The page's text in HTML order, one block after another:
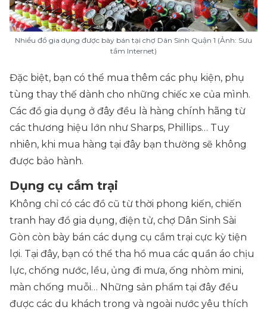
Nhiều đồ gia dụng được bày bán tại chợ Dân Sinh Quận 1 (Ảnh: Sưu
tầm Internet)
Đặc biệt, bạn có thể mua thêm các phụ kiện, phụ
tùng thay thế dành cho những chiếc xe của mình.
Các đồ gia dụng ở đây đều là hàng chính hãng từ
các thương hiệu lớn như Sharps, Phillips… Tuy
nhiên, khi mua hàng tại đây bạn thường sẽ không
được bảo hành.
Dụng cụ cắm trại
Không chỉ có các đồ cũ từ thời phong kiến, chiến
tranh hay đồ gia dụng, điện tử, chợ Dân Sinh Sài
Gòn còn bày bán các dụng cụ cắm trại cực kỳ tiện
lợi. Tại đây, bạn có thể tha hồ mua các quần áo chịu
lực, chống nước, lều, ủng đi mưa, ống nhòm mini,
màn chống muỗi… Những sản phẩm tại đây đều
được các du khách trong và ngoài nước yêu thích